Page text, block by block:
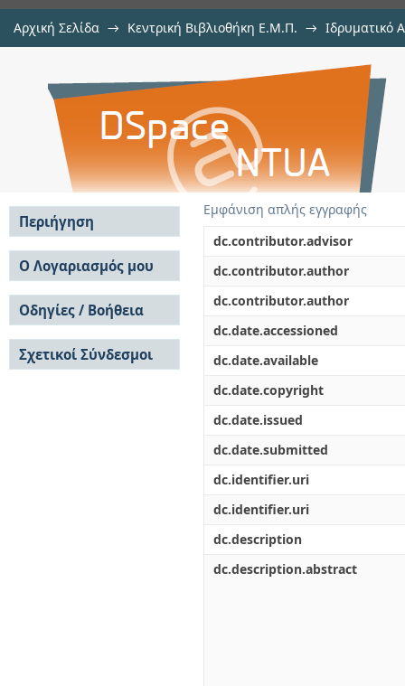
Αρχική Σελίδα → Κεντρική Βιβλιοθήκη Ε.Μ.Π. → Ιδρυματικό
Εξομοίωση του Μικρού
του ως ανιχνευτή πρωτονίων
Αδρονιακή Θεραπεία του
Εμφάνιση απλής εγγραφής
dc.contributor.advisor
dc.contributor.author
dc.contributor.author
dc.date.accessioned
dc.date.available
dc.date.copyright
dc.date.issued
dc.date.submitted
dc.identifier.uri
dc.identifier.uri
dc.description
dc.description.abstract
Περιήγηση
Σε όλο το DSpace
Κοινότητες & Συλλογές
Ανά Ημερομηνία
Έκδοσης
Συγγραφείς
Τίτλοι
Θέματα
Ο Λογαριασμός μου
Σύνδεση
Εγγραφή
Οδηγίες / Βοήθεια
Οδηγίες Υποβολής
Οδηγίες Χρήσης ΙΑ
Συχνές Ερωτήσεις
Σχετικοί Σύνδεσμοι